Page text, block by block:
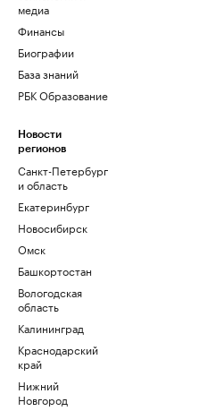
медиа
Финансы
Биографии
База знаний
РБК Образование
Новости
регионов
Санкт-Петербург
и область
Екатеринбург
Новосибирск
Омск
Башкортостан
Вологодская
область
Калининград
Краснодарский
край
Нижний
Новгород